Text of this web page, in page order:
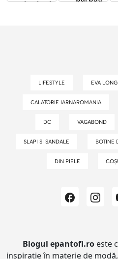
barbati
LIFESTYLE EVA
CALATORIE IARNAROMANIA
DC VAGABOND
SLAPI SI SANDALE BOTINE
DIN PIELE
Blogul epantofi.ro este
inspirație în materie de